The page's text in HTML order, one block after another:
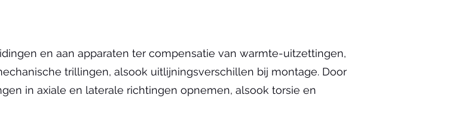
en aan apparaten ter compensatie van warmte-uitzettingen,
trillingen, alsook uitlijningsverschillen bij montage. Door
in axiale en laterale richtingen opnemen, alsook torsie en